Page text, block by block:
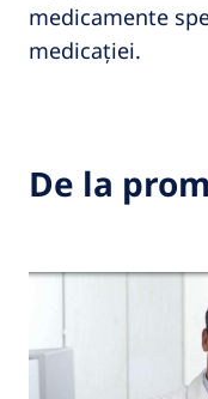
medicamente
medicației.
De la